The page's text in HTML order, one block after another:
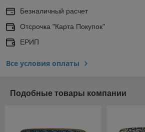
Безналичный расчет
Отсрочка "Карта Покупок"
ЕРИП
Все условия оплаты
Подобные товары компании